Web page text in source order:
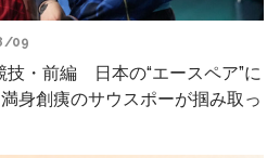
09
技・前編 日本の“エースペア”に
身創痍のサウスポーが掴み取っ